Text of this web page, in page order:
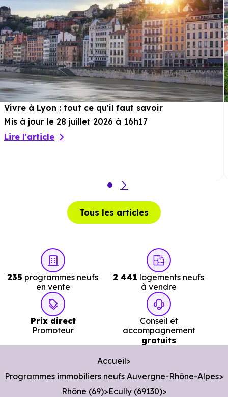
voiture ou à 1.5 km, soit 18 min à pied.
Sport :Em Lyon à 692 m, soit 2 min en voiture ou à 521
m, soit 6 min à pied.
Cinéma :Le Lem à 3.6 km, soit 6 min en voiture ou à
3.1 km, soit 37 min à pied.
Théâtre :Théâtre Nouvelle Génération (Lyon) à 4.4
km, soit 8 min en voiture ou à 3.5 km, soit 42 min à
pied.
Musée :Musée des sapeurs-pompiers
m, soit 3 min en voiture ou à 725 m, soit 9 min à pied
Police :Gendarmerie - Brigade de Tassin-la-Demi-
Lune à 3.2 km, soit 5 min en voiture ou à 3.1 km, soit 37
min à pied.
Poste :La Poste Ecully
à 1.4 km, soit 3 min en voiture
ou à 1.3 km, soit 16 min à pied.
Bibliothèque :Bibliotheque Municipale à 1.5 km, soit 3
min en voiture ou à 1.4 km, soit 16 min à pied
Vivre à Lyon : tout ce qu'il faut savoir
Mis à jour le 28 juillet 2026 à 16h17
Lire l'article
Tous les articles
235 programmes neufs
en vente
2 441 logements neufs
à vendre
Prix direct
Promoteur
Conseil et
accompagnement
gratuits
Accueil
Programmes immobiliers neufs Auvergne-Rhône-Alpes
Rhône (69) Ecully (69130)